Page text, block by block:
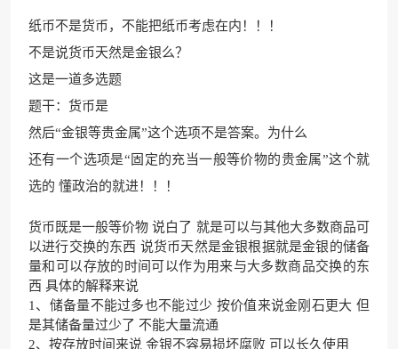
纸币不是货币，不能把纸币考虑在内！！！
不是说货币天然是金银么？
这是一道多选题
题干：货币是
然后“金银等贵金属”这个选项不是答案。为什么
还有一个选项是“固定的充当一般等价物的贵金属”这个就
选的 懂政治的就进！！！
货币既是一般等价物 说白了 就是可以与其他大多数商品可
以进行交换的东西 说货币天然是金银根据就是金银的储备
量和可以存放的时间可以作为用来与大多数商品交换的东
西 具体的解释来说
1、储备量不能过多也不能过少 按价值来说金刚石更大 但
是其储备量过少了 不能大量流通
2、按存放时间来说 金银不容易损坏腐败 可以长久使用